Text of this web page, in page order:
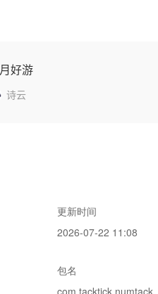
好游
诗云
更新时间
2026-07-22 11:08
包名